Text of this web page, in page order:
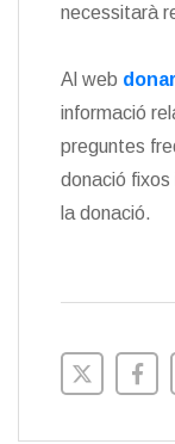
necessitarà
​Al web
informació
preguntes
donació
la donació.